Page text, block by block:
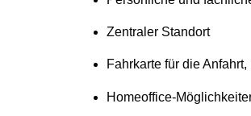
Zentraler Standort
Fahrkarte für die
Homeoffice-